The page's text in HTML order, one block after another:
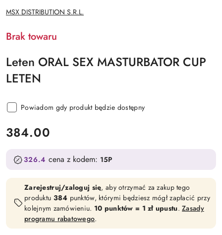
NAZWA
PRODUCENTA:
MSX DISTRIBUTION S.R.L.
Brak towaru
Leten ORAL SEX MASTURBATOR CUP
LETEN
Powiadom gdy produkt będzie dostępny
cena:
384.00
326.4 cena z kodem: 15P
Zarejestruj/zaloguj się, aby otrzymać za zakup tego
produktu 384 punktów, którymi będziesz mógł zapłacić przy
kolejnym zamówieniu. 10 punktów = 1 zł upustu.Zasady
programu rabatowego.